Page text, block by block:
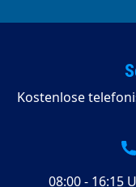
Kostenlose
08:00 - 16:15